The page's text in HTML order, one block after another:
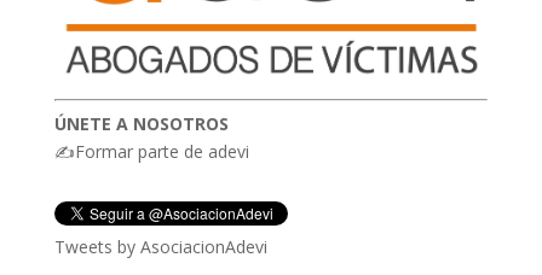
ÚNETE A NOSOTROS
✍Formar parte de adevi
Tweets by AsociacionAdevi